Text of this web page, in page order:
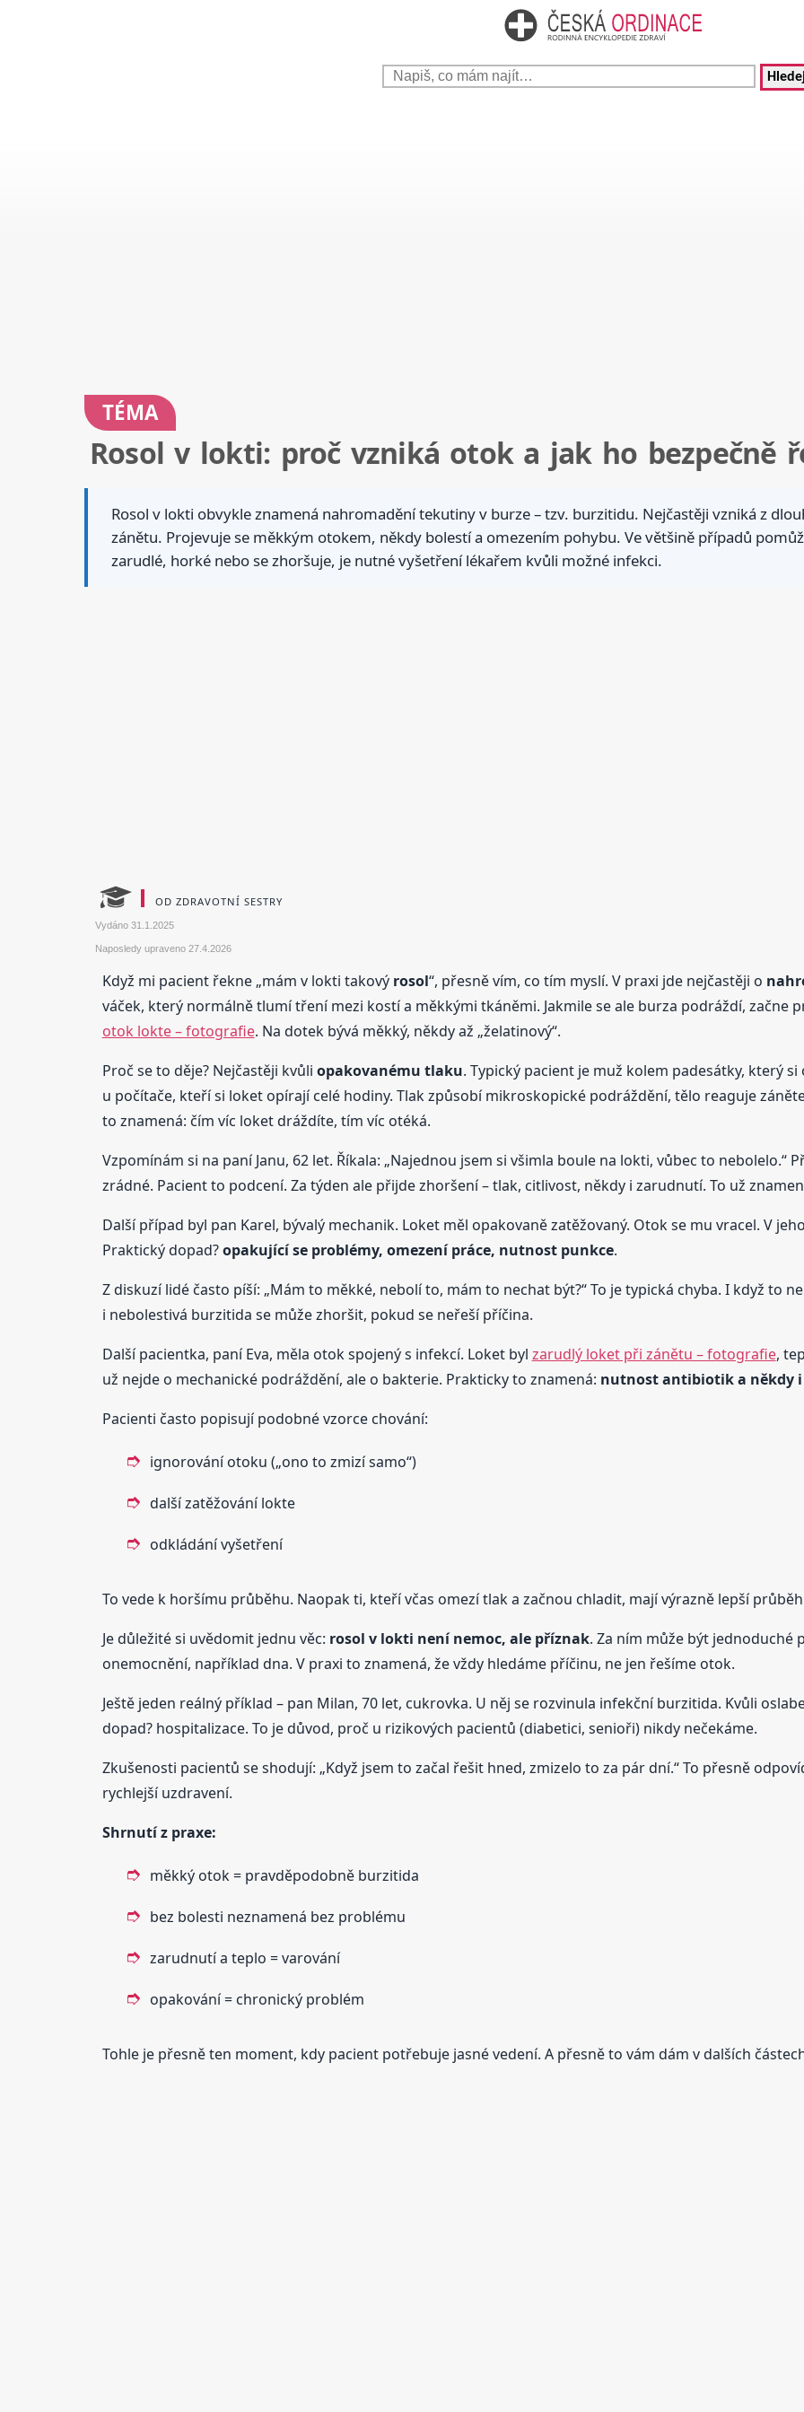
TÉMA
Rosol v lokti: proč vzniká otok a jak ho bezpečně
Rosol v lokti obvykle znamená nahromadění tekutiny v burze – tzv. burzitidu. Nejčastěji vzniká z
zánětu. Projevuje se měkkým otokem, někdy bolestí a omezením pohybu. Ve většině případů
zarudlé, horké nebo se zhoršuje, je nutné vyšetření lékařem kvůli možné infekci.
OD ZDRAVOTNÍ SESTRY
Vydáno 31.1.2025
Naposledy upraveno 27.4.2026
Když mi pacient řekne „mám v lokti takový rosol“, přesně vím, co tím myslí. V praxi jde nejčastěji o
váček, který normálně tlumí tření mezi kostí a měkkými tkáněmi. Jakmile se ale burza podráždí, začne
otok lokte – fotografie. Na dotek bývá měkký, někdy až „želatinový“.
Proč se to děje? Nejčastěji kvůli opakovanému tlaku. Typický pacient je muž kolem padesátky, který
u počítače, kteří si loket opírají celé hodiny. Tlak způsobí mikroskopické podráždění, tělo reaguje
to znamená: čím víc loket dráždíte, tím víc otéká.
Vzpomínám si na paní Janu, 62 let. Říkala: „Najednou jsem si všimla boule na lokti, vůbec to nebolelo.“
zrádné. Pacient to podcení. Za týden ale přijde zhoršení – tlak, citlivost, někdy i zarudnutí. To už
Další případ byl pan Karel, bývalý mechanik. Loket měl opakovaně zatěžovaný. Otok se mu vracel. V
Praktický dopad?opakující se problémy, omezení práce, nutnost punkce.
Z diskuzí lidé často píší: „Mám to měkké, nebolí to, mám to nechat být?“ To je typická chyba. I když to
i nebolestivá burzitida se může zhoršit, pokud se neřeší příčina.
Další pacientka, paní Eva, měla otok spojený s infekcí. Loket byl zarudlý loket při zánětu – fotografie,
už nejde o mechanické podráždění, ale o bakterie. Prakticky to znamená: nutnost antibiotik a někdy
Pacienti často popisují podobné vzorce chování:
ignorování otoku („ono to zmizí samo“)
další zatěžování lokte
odkládání vyšetření
To vede k horšímu průběhu. Naopak ti, kteří včas omezí tlak a začnou chladit, mají výrazně lepší
Je důležité si uvědomit jednu věc: rosol v lokti není nemoc, ale příznak. Za ním může být jednoduché
onemocnění, například dna. V praxi to znamená, že vždy hledáme příčinu, ne jen řešíme otok.
Ještě jeden reálný příklad – pan Milan, 70 let, cukrovka. U něj se rozvinula infekční burzitida. Kvůli
dopad? hospitalizace. To je důvod, proč u rizikových pacientů (diabetici, senioři) nikdy nečekáme.
Zkušenosti pacientů se shodují: „Když jsem to začal řešit hned, zmizelo to za pár dní.“ To přesně
rychlejší uzdravení.
Shrnutí z praxe:
měkký otok = pravděpodobně burzitida
bez bolesti neznamená bez problému
zarudnutí a teplo = varování
opakování = chronický problém
Tohle je přesně ten moment, kdy pacient potřebuje jasné vedení. A přesně to vám dám v dalších